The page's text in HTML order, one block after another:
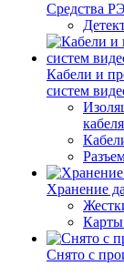
Средства
Кабели и
систем
кабеля
Хранение
Снято с